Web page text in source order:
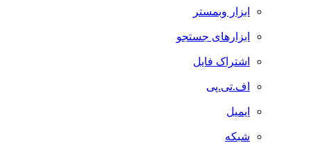
ابزار وبمستر
ابزارهای جستجو
اشتراک فایل
اف.تی.پی
ایمیل
شبکه